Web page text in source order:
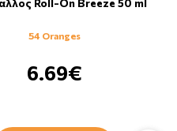
54 Oranges
6.69€